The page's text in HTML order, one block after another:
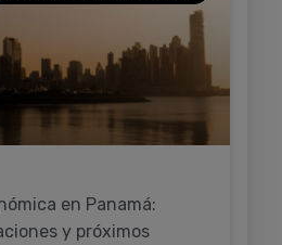
en Panamá:
y próximos